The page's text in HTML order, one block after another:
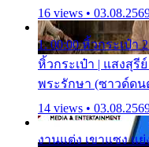
16 views •
1. 00:00 หิ้วกระเป๋า
หิ้วกระเป๋า | แสงสุรี
พระรักษา (ซาวด์ดน
14 views •
งานแต่ง เขาแซง แ